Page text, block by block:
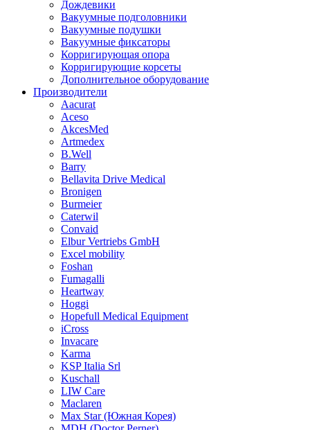
Дождевики
Вакуумные подголовники
Вакуумные подушки
Вакуумные фиксаторы
Корригирующая опора
Корригирующие корсеты
Дополнительное оборудование
Производители
Aacurat
Aceso
AkcesMed
Artmedex
B.Well
Barry
Bellavita Drive Medical
Bronigen
Burmeier
Caterwil
Convaid
Elbur Vertriebs GmbH
Excel mobility
Foshan
Fumagalli
Heartway
Hoggi
Hopefull Medical Equipment
iCross
Invacare
Karma
KSP Italia Srl
Kuschall
LIW Care
Maclaren
Max Star (Южная Корея)